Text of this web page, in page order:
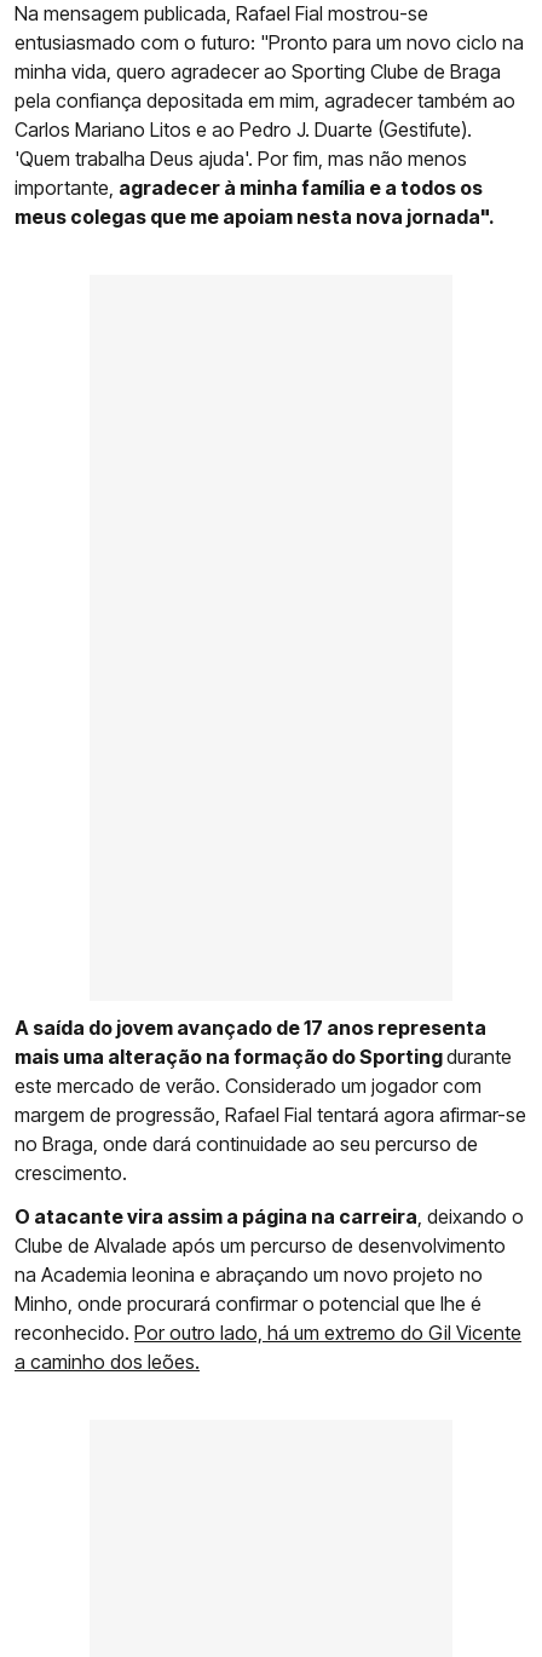
Na mensagem publicada, Rafael Fial mostrou-se
entusiasmado com o futuro: "Pronto para um novo ciclo na
minha vida, quero agradecer ao Sporting Clube de Braga
pela confiança depositada em mim, agradecer também ao
Carlos Mariano Litos e ao Pedro J. Duarte (Gestifute).
'Quem trabalha Deus ajuda'. Por fim, mas não menos
importante, agradecer à minha família e a todos os
meus colegas que me apoiam nesta nova jornada".
A saída do jovem avançado de 17 anos representa
mais uma alteração na formação do Sportingdurante
este mercado de verão. Considerado um jogador com
margem de progressão, Rafael Fial tentará agora afirmar-se
no Braga, onde dará continuidade ao seu percurso de
crescimento.
O atacante vira assim a página na carreira, deixando o
Clube de Alvalade após um percurso de desenvolvimento
na Academia leonina e abraçando um novo projeto no
Minho, onde procurará confirmar o potencial que lhe é
reconhecido. Por outro lado, há um extremo do Gil Vicente
a caminho dos leões.